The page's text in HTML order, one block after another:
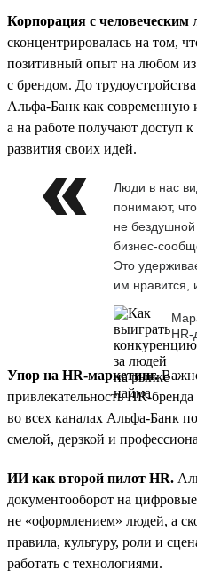
Корпорация с человеческим
сконцентрировалась на том,
позитивный опыт на любом из
с брендом. До
Альфа-Банк как
а на работе получают доступ
развития своих идей.
Люди в нас
понимают,
не
бизнес-
Это
им нравится,
Упор на HR-маркетинг.
привлекательность HR-
во всех каналах Альфа-Банк
смелой, дерзкой и
ИИ как второй пилот HR.
документооборот на
не «оформлением» людей, а
правила, культуру, роли и
работать с технологиями.